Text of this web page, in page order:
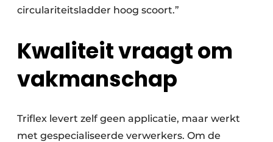
circulariteitsladder hoog scoort.”
Kwaliteit vraagt om
vakmanschap
Triflex levert zelf geen applicatie, maar werkt
met gespecialiseerde verwerkers. Om de